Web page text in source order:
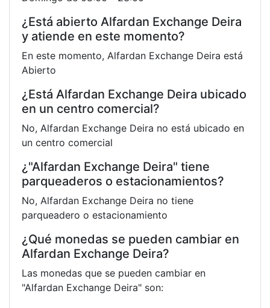
¿Está abierto Alfardan Exchange Deira
y atiende en este momento?
En este momento, Alfardan Exchange Deira está
Abierto
¿Está Alfardan Exchange Deira ubicado
en un centro comercial?
No, Alfardan Exchange Deira no está ubicado en
un centro comercial
¿"Alfardan Exchange Deira" tiene
parqueaderos o estacionamientos?
No, Alfardan Exchange Deira no tiene
parqueadero o estacionamiento
¿Qué monedas se pueden cambiar en
Alfardan Exchange Deira?
Las monedas que se pueden cambiar en
"Alfardan Exchange Deira" son: